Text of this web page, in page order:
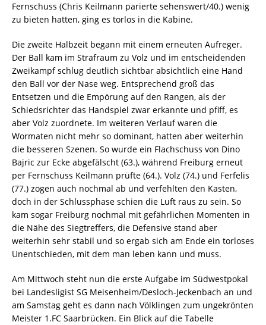
Fernschuss (Chris Keilmann parierte sehenswert/40.) wenig
zu bieten hatten, ging es torlos in die Kabine.
Die zweite Halbzeit begann mit einem erneuten Aufreger.
Der Ball kam im Strafraum zu Volz und im entscheidenden
Zweikampf schlug deutlich sichtbar absichtlich eine Hand
den Ball vor der Nase weg. Entsprechend groß das
Entsetzen und die Empörung auf den Rangen, als der
Schiedsrichter das Handspiel zwar erkannte und pfiff, es
aber Volz zuordnete. Im weiteren Verlauf waren die
Wormaten nicht mehr so dominant, hatten aber weiterhin
die besseren Szenen. So wurde ein Flachschuss von Dino
Bajric zur Ecke abgefälscht (63.), während Freiburg erneut
per Fernschuss Keilmann prüfte (64.). Volz (74.) und Ferfelis
(77.) zogen auch nochmal ab und verfehlten den Kasten,
doch in der Schlussphase schien die Luft raus zu sein. So
kam sogar Freiburg nochmal mit gefährlichen Momenten in
die Nähe des Siegtreffers, die Defensive stand aber
weiterhin sehr stabil und so ergab sich am Ende ein torloses
Unentschieden, mit dem man leben kann und muss.
Am Mittwoch steht nun die erste Aufgabe im Südwestpokal
bei Landesligist SG Meisenheim/Desloch-Jeckenbach an und
am Samstag geht es dann nach Völklingen zum ungekrönten
Meister 1.FC Saarbrücken. Ein Blick auf die Tabelle